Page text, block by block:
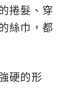
捲髮、穿
絲巾，都
硬的形